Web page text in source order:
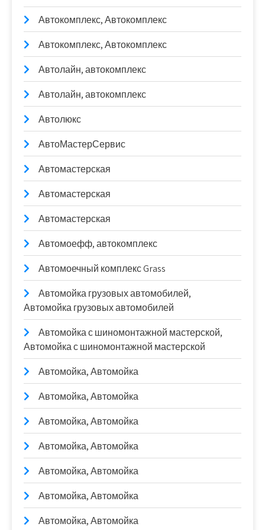
Автокомплекс, Автокомплекс
Автокомплекс, Автокомплекс
Автолайн, автокомплекс
Автолайн, автокомплекс
Автолюкс
АвтоМастерСервис
Автомастерская
Автомастерская
Автомастерская
Автомоефф, автокомплекс
Автомоечный комплекс Grass
Автомойка грузовых автомобилей,
Автомойка грузовых автомобилей
Автомойка с шиномонтажной мастерской,
Автомойка с шиномонтажной мастерской
Автомойка, Автомойка
Автомойка, Автомойка
Автомойка, Автомойка
Автомойка, Автомойка
Автомойка, Автомойка
Автомойка, Автомойка
Автомойка, Автомойка